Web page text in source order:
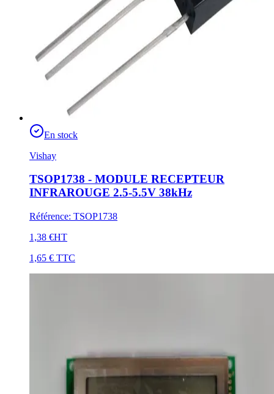
En stock
Vishay
TSOP1738 - MODULE RECEPTEUR
INFRAROUGE 2.5-5.5V 38kHz
Référence: TSOP1738
1,38 €HT
1,65 € TTC